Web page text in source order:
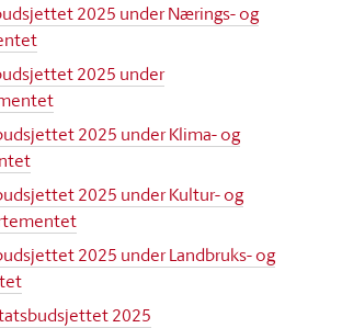
2025 under Nærings- og
2025 under
2025 under Klima- og
2025 under Kultur- og
2025 under Landbruks- og
2025